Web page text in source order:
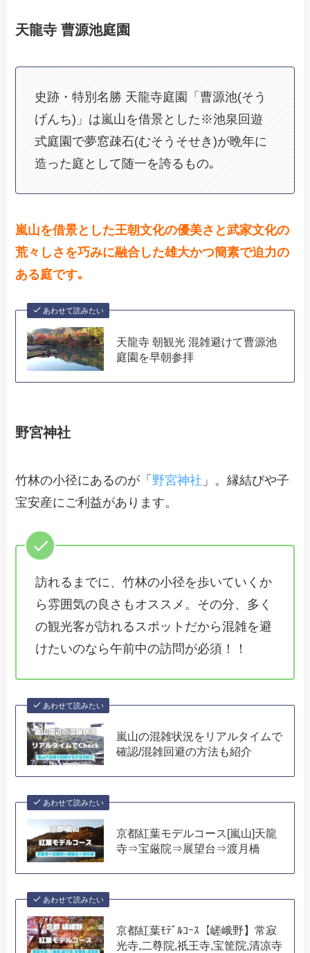
天龍寺 曹源池庭園
史跡・特別名勝 天龍寺庭園「曹源池(そう
げんち)」は嵐山を借景とした※池泉回遊
式庭園で夢窓疎石(むそうそせき)が晩年に
造った庭として随一を誇るもの｡
嵐山を借景とした王朝文化の優美さと武家文化の
荒々しさを巧みに融合した雄大かつ簡素で迫力の
ある庭です｡
あわせて読みたい
天龍寺 朝観光 混雑避けて曹源池
庭園を早朝参拝
野宮神社
竹林の小径にあるのが「 野宮神社 」。縁結びや子
宝安産にご利益があります。
訪れるまでに、竹林の小径を歩いていくか
ら雰囲気の良さもオススメ。その分、多く
の観光客が訪れるスポットだから混雑を避
けたいのなら午前中の訪問が必須！！
あわせて読みたい
嵐山の混雑状況をリアルタイムで
確認/混雑回避の方法も紹介
あわせて読みたい
京都紅葉モデルコース[嵐山]天龍
寺⇒宝厳院⇒展望台⇒渡月橋
あわせて読みたい
京都紅葉ﾓﾃﾞﾙｺｰｽ【嵯峨野】常寂
光寺,二尊院,祇王寺,宝筐院,清凉寺